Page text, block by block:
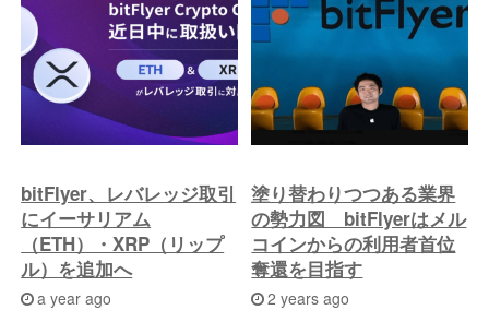
bitFlyer、レバレッジ取引
にイーサリアム
（ETH）・XRP（リップ
ル）を追加へ
a year ago
塗り替わりつつある業界
の勢力図 bitFlyerはメル
コインからの利用者首位
奪還を目指す
2 years ago